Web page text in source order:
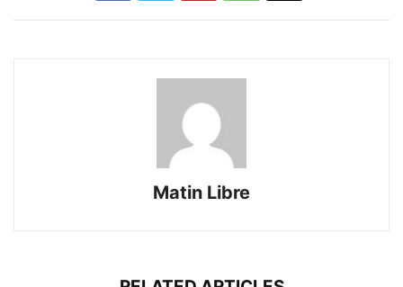
Matin Libre